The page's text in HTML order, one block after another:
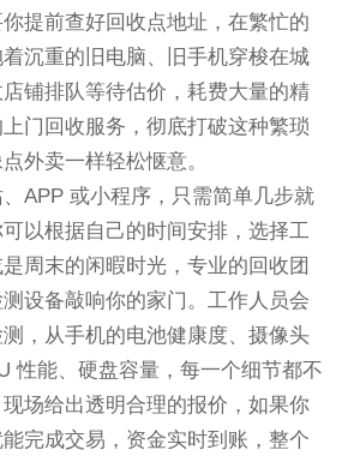
提前查好回收点地址，在繁忙的
沉重的旧电脑、旧手机穿梭在城
铺排队等待估价，耗费大量的精
门回收服务，彻底打破这种繁琐
外卖一样轻松惬意。
APP 或小程序，只需简单几步就
以根据自己的时间安排，选择工
周末的闲暇时光，专业的回收团
设备敲响你的家门。工作人员会
，从手机的电池健康度、摄像头
性能、硬盘容量，每一个细节都不
场给出透明合理的报价，如果你
完成交易，资金实时到账，整个